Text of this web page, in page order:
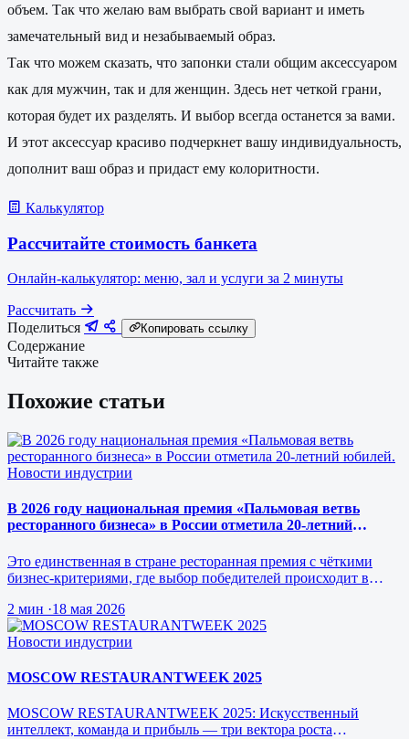
объем. Так что желаю вам выбрать свой вариант и иметь
замечательный вид и незабываемый образ.
Так что можем сказать, что запонки стали общим аксессуаром
как для мужчин, так и для женщин. Здесь нет четкой грани,
которая будет их разделять. И выбор всегда останется за вами.
И этот аксессуар красиво подчеркнет вашу индивидуальность,
дополнит ваш образ и придаст ему колоритности.
Калькулятор
Рассчитайте стоимость банкета
Онлайн-калькулятор: меню, зал и услуги за 2 минуты
Рассчитать
Поделиться
Копировать ссылку
Содержание
Читайте также
Похожие статьи
Новости индустрии
В 2026 году национальная премия «Пальмовая ветвь
ресторанного бизнеса» в России отметила 20-летний
Это единственная в стране ресторанная премия с чёткими
бизнес-критериями, где выбор победителей происходит в
2 мин ·18 мая 2026
Новости индустрии
MOSCOW RESTAURANTWEEK 2025
MOSCOW RESTAURANTWEEK 2025: Искусственный
интеллект, команда и прибыль — три вектора роста